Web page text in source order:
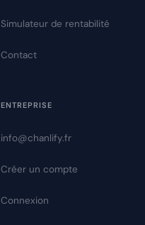
Simulateur de rentabilité
Contact
ENTREPRISE
info@chanlify.fr
Créer un compte
Connexion